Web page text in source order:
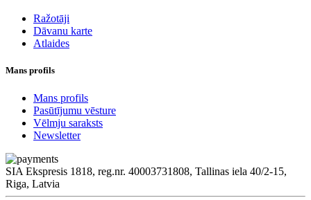
Ražotāji
Dāvanu karte
Atlaides
Mans profils
Mans profils
Pasūtījumu vēsture
Vēlmju saraksts
Newsletter
SIA Ekspresis 1818, reg.nr. 40003731808, Tallinas iela 40/2-15,
Riga, Latvia